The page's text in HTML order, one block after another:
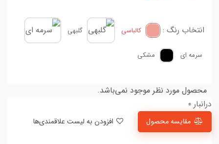
انتخاب رنگ : کالباسی گلبهی
سرمه ای مشکی
محصول مورد نظر موجود نمی‌باشد.
درانبار 0
مقایسه محصول